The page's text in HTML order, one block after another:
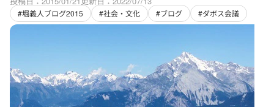
#堀義人ブログ2015 #社会・文化 #ブログ #ダボス会議